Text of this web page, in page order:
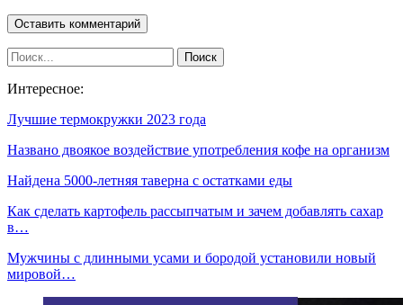
Интересное:
Лучшие термокружки 2023 года
Названо двоякое воздействие употребления кофе на организм
Найдена 5000-летняя таверна с остатками еды
Как сделать картофель рассыпчатым и зачем добавлять сахар
в…
Мужчины с длинными усами и бородой установили новый
мировой…